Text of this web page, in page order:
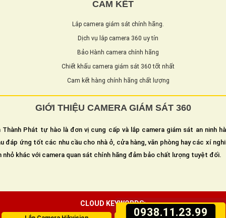
0938.11.23.99
CAM KẾT
Lắp camera giám sát chính hãng.
Dịch vụ lắp camera 360 uy tín
Bảo Hành camera chính hãng
Chiết khấu camera giám sát 360 tốt nhất
Cam kết hàng chính hãng chất lượng
GIỚI THIỆU CAMERA GIÁM SÁT 360
Thành Phát tự hào là đơn vị cung cấp và lắp camera giám sát an ninh
đáp ứng tốt các nhu cầu cho nhà ở, cửa hàng, văn phòng hay các xí
nhỏ khác với camera quan sát chính hãng đảm bảo chất lượng tuyệt đối.
CLOUD KEYWORDS: